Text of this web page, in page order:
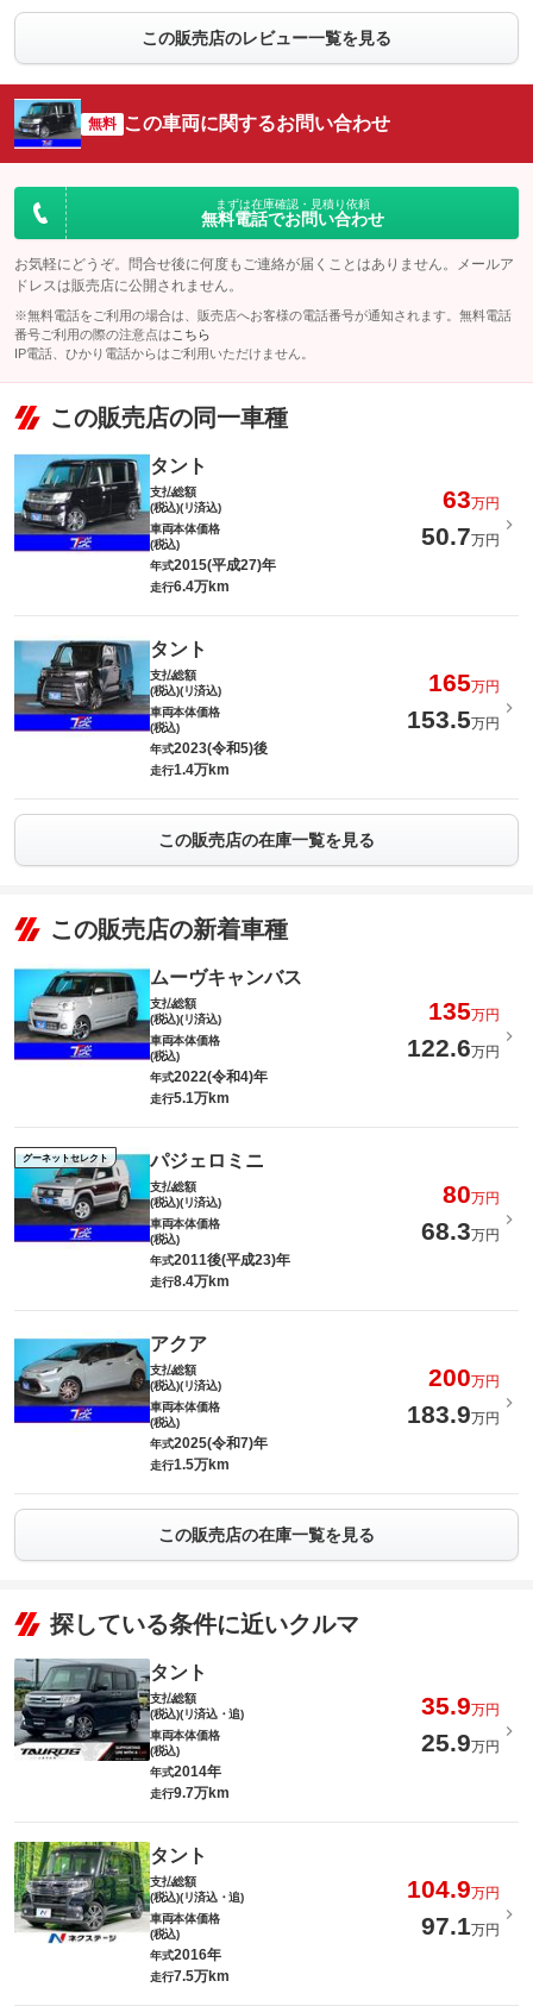
この販売店のレビュー一覧を見る
無料 この車両に関するお問い合わせ
まずは在庫確認・見積り依頼
無料電話でお問い合わせ
お気軽にどうぞ。問合せ後に何度もご連絡が届くことはありません。メールア
ドレスは販売店に公開されません。
※無料電話をご利用の場合は、販売店へお客様の電話番号が通知されます。無料電話
番号ご利用の際の注意点は こちら
IP電話、ひかり電話からはご利用いただけません。
この販売店の同一車種
タント
支払総額
(税込)(リ済込)
63万円
車両本体価格
(税込)
50.7万円
年式2015(平成27)年
走行6.4万km
タント
支払総額
(税込)(リ済込)
165万円
車両本体価格
(税込)
153.5万円
年式2023(令和5)後
走行1.4万km
この販売店の在庫一覧を見る
この販売店の新着車種
ムーヴキャンバス
支払総額
(税込)(リ済込)
135万円
車両本体価格
(税込)
122.6万円
年式2022(令和4)年
走行5.1万km
グーネットセレクト パジェロミニ
支払総額
(税込)(リ済込)
80万円
車両本体価格
(税込)
68.3万円
年式2011後(平成23)年
走行8.4万km
アクア
支払総額
(税込)(リ済込)
200万円
車両本体価格
(税込)
183.9万円
年式2025(令和7)年
走行1.5万km
この販売店の在庫一覧を見る
探している条件に近いクルマ
タント
支払総額
(税込)(リ済込・追)
35.9万円
車両本体価格
(税込)
25.9万円
年式2014年
走行9.7万km
タント
支払総額
(税込)(リ済込・追)
104.9万円
車両本体価格
(税込)
97.1万円
年式2016年
走行7.5万km